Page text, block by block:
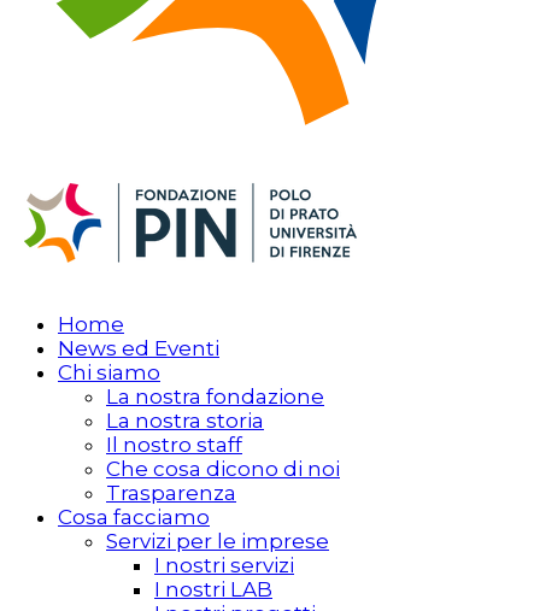
Home
News ed Eventi
Chi siamo
La nostra fondazione
La nostra storia
Il nostro staff
Che cosa dicono di noi
Trasparenza
Cosa facciamo
Servizi per le imprese
I nostri servizi
I nostri LAB